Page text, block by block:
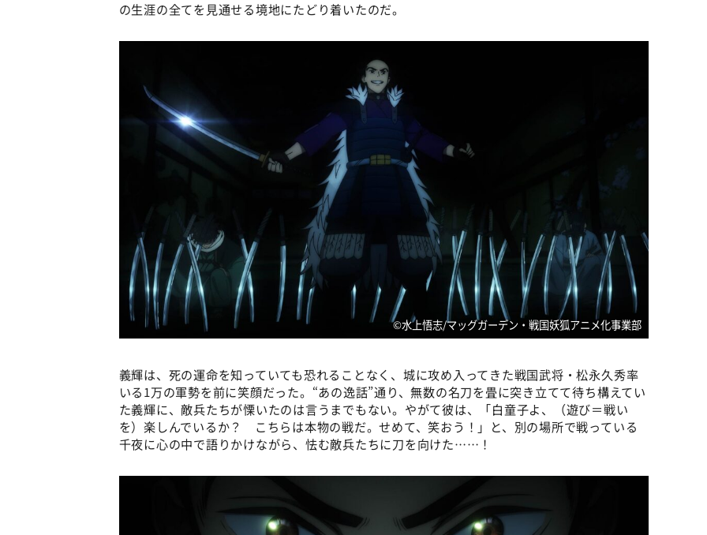
の生涯の全てを見通せる境地にたどり着いたのだ。
©︎水上悟志/マッグガーデン・戦国妖狐アニメ化事業部
義輝は、死の運命を知っていても恐れることなく、城に攻め入ってきた戦国武将・松永久秀率
いる1万の軍勢を前に笑顔だった。“あの逸話”通り、無数の名刀を畳に突き立てて待ち構えてい
た義輝に、敵兵たちが慄いたのは言うまでもない。やがて彼は、「白童子よ、（遊び＝戦い
を）楽しんでいるか？ こちらは本物の戦だ。せめて、笑おう！」と、別の場所で戦っている
千夜に心の中で語りかけながら、怯む敵兵たちに刀を向けた……！